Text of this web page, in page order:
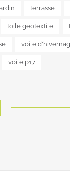
terrasse
toile geotextile
voile
voile p17